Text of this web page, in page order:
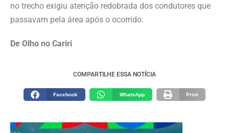
no trecho exigiu atenção redobrada dos condutores que
passavam pela área após o ocorrido.
De Olho no Cariri
COMPARTILHE ESSA NOTÍCIA
Facebook WhatsApp Print